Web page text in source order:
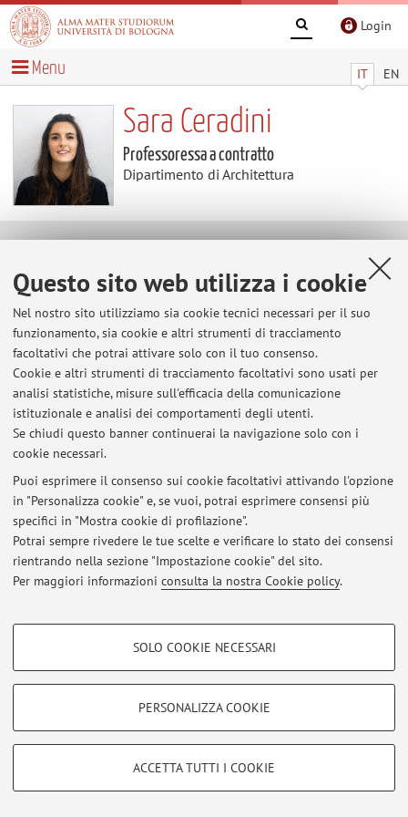
Questo sito web utilizza i cookie
Nel nostro sito utilizziamo sia cookie tecnici necessari per il suo
funzionamento, sia cookie e altri strumenti di tracciamento
facoltativi che potrai attivare solo con il tuo consenso.
Cookie e altri strumenti di tracciamento facoltativi sono usati per
analisi statistiche, misure sull'efficacia della comunicazione
istituzionale e analisi dei comportamenti degli utenti.
Se chiudi questo banner continuerai la navigazione solo con i
cookie necessari.
Puoi esprimere il consenso sui cookie facoltativi attivando l'opzione
in "Personalizza cookie" e, se vuoi, potrai esprimere consensi più
specifici in "Mostra cookie di profilazione".
Potrai sempre rivedere le tue scelte e verificare lo stato dei consensi
rientrando nella sezione "Impostazione cookie" del sito.
Per maggiori informazioni consulta la nostra Cookie policy.
COOKIE DI PROFILAZIONE - FACOLTATIVI
COOKIE TECNICI - NECESSARI
Si tratta di cookie tecnici utilizzati, a titolo esemplificativo, per il corretto
SOLO COOKIE NECESSARI
PERSONALIZZA COOKIE
ACCETTA TUTTI I COOKIE
Login
IT EN
Menu
Sara Ceradini
Professoressa a contratto
Dipartimento di Architettura
Area riservata
Accedi tramiteloginper gestire tutti i contenuti del sito.
Zamboni, 33 - 40126 Bologna - Partita IVA: 01131710376
Privacy|Note legali |Impostazioni Cookie